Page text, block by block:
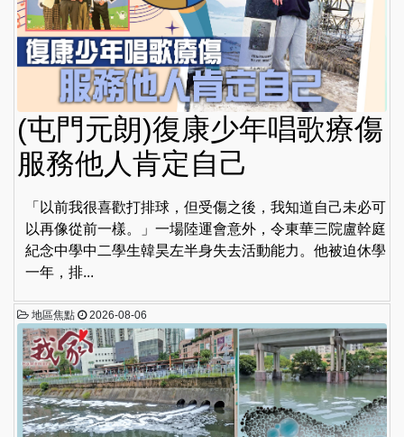
(屯門元朗)復康少年唱歌療傷
服務他人肯定自己
「以前我很喜歡打排球，但受傷之後，我知道自己未必可
以再像從前一樣。」一場陸運會意外，令東華三院盧幹庭
紀念中學中二學生韓昊左半身失去活動能力。他被迫休學
一年，排...
地區焦點 2026-08-06